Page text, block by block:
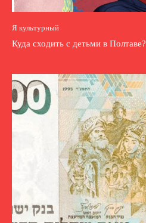
Я культурный
Куда сходить с детьми в Полтаве?